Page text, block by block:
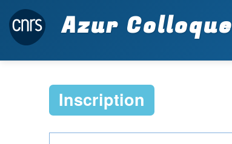
Azur Colloque
Inscription